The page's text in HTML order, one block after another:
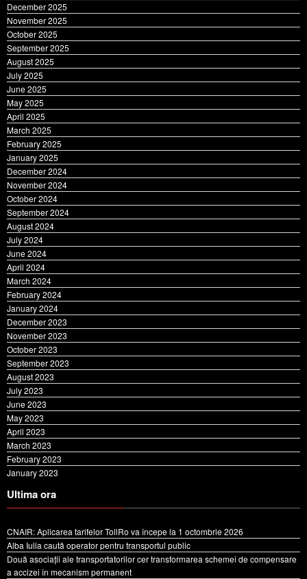
December 2025
November 2025
October 2025
September 2025
August 2025
July 2025
June 2025
May 2025
April 2025
March 2025
February 2025
January 2025
December 2024
November 2024
October 2024
September 2024
August 2024
July 2024
June 2024
April 2024
March 2024
February 2024
January 2024
December 2023
November 2023
October 2023
September 2023
August 2023
July 2023
June 2023
May 2023
April 2023
March 2023
February 2023
January 2023
Ultima ora
CNAIR: Aplicarea tarifelor TollRo va începe la 1 octombrie 2026
Alba Iulia caută operator pentru transportul public
Două asociații ale transportatorilor cer transformarea schemei de compensare
a accizei în mecanism permanent